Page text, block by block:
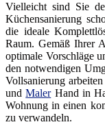
Vielleicht sind Sie
Küchensanierung
die ideale
Raum. Gemäß Ihrer
optimale Vorschläge
den notwendigen
Vollsanierung arbeiten
undMalerHand in
Wohnung in einen
zu verwandeln.